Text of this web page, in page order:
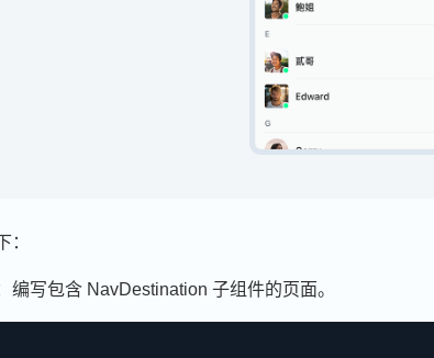
：
编写包含 NavDestination 子组件的页面。